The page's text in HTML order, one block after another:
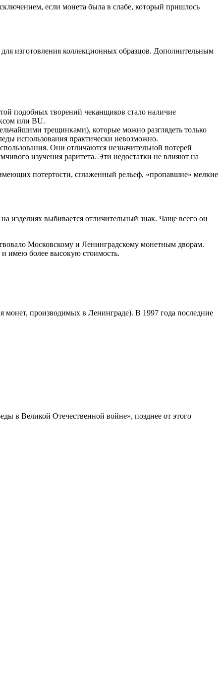
если монета была в слабе, который пришлось
изготовления коллекционных образцов. Дополнительным
подобных творений чеканщиков стало наличие
или BU.
трещинками), которые можно разглядеть только
использования практически невозможно.
Они отличаются незначительной потерей
изучения раритета. Эти недостатки не влияют на
потертости, сглаженный рельеф, «пропавшие» мелкие
изделиях выбивается отличительный знак. Чаще всего он
Московскому и Ленинградскому монетным дворам.
имею более высокую стоимость.
производимых в Ленинграде). В 1997 года последние
в Великой Отечественной войне», позднее от этого